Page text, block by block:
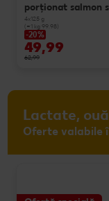
porționat salmon
4x125 g
(=1 kg 99.98)
-20%
49,99
62,99
Lactate, ouă
Oferte valabile